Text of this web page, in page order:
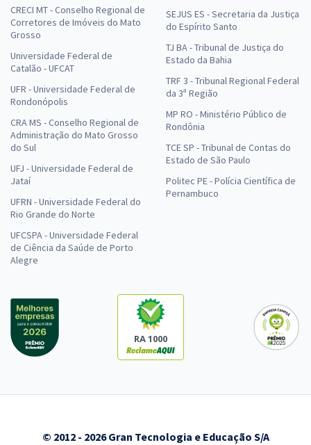
CRECI MT - Conselho Regional de
Corretores de Imóveis do Mato
Grosso
Universidade Federal de
Catalão - UFCAT
UFR - Universidade Federal de
Rondonópolis
CRA MS - Conselho Regional de
Administração do Mato Grosso
do Sul
UFJ - Universidade Federal de
Jataí
UFRN - Universidade Federal do
Rio Grande do Norte
UFCSPA - Universidade Federal
de Ciência da Saúde de Porto
Alegre
SEJUS ES - Secretaria da Justiça
do Espírito Santo
TJ BA - Tribunal de Justiça do
Estado da Bahia
TRF 3 - Tribunal Regional Federal
da 3ª Região
MP RO - Ministério Público de
Rondônia
TCE SP - Tribunal de Contas do
Estado de São Paulo
Politec PE - Polícia Científica de
Pernambuco
RA 1000
© 2012 - 2026 Gran Tecnologia e Educação S/A